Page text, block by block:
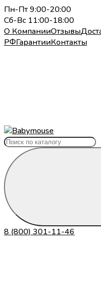
Пн-Пт 9:00-20:00
Сб-Вс 11:00-18:00
О КомпанииОтзывы
РФГарантииКонтакты
8 (800) 301-11-46